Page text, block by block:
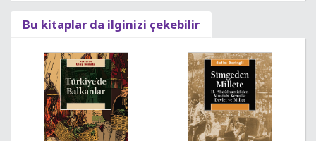
Bu kitaplar da ilginizi çekebilir